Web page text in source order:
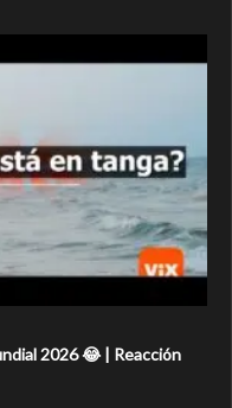
2026 😂 | Reacción